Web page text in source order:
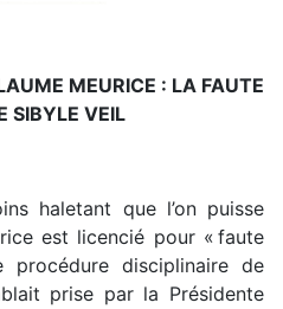
MEURICE : LA FAUTE
SIBYLE VEIL
haletant que l’on puisse
est licencié pour « faute
procédure disciplinaire de
prise par la Présidente